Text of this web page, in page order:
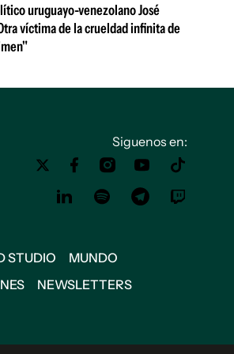
uruguayo-venezolano José
víctima de la crueldad infinita de
Siguenos en:
STUDIO
MUNDO
NEWSLETTERS